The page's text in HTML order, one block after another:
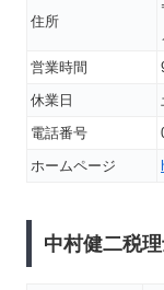
住所
営業時間
休業日
電話番号
ホームページ
中村健二税